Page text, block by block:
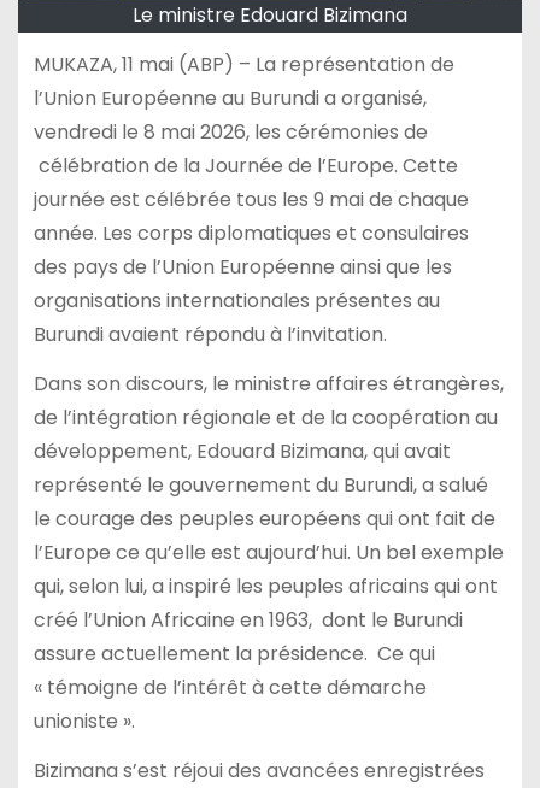
Le ministre Edouard Bizimana
MUKAZA, 11 mai (ABP) – La représentation de
l’Union Européenne au Burundi a organisé,
vendredi le 8 mai 2026, les cérémonies de
célébration de la Journée de l’Europe. Cette
journée est célébrée tous les 9 mai de chaque
année. Les corps diplomatiques et consulaires
des pays de l’Union Européenne ainsi que les
organisations internationales présentes au
Burundi avaient répondu à l’invitation.
Dans son discours, le ministre affaires étrangères,
de l’intégration régionale et de la coopération au
développement, Edouard Bizimana, qui avait
représenté le gouvernement du Burundi, a salué
le courage des peuples européens qui ont fait de
l’Europe ce qu’elle est aujourd’hui. Un bel exemple
qui, selon lui, a inspiré les peuples africains qui ont
créé l’Union Africaine en 1963, dont le Burundi
assure actuellement la présidence. Ce qui
« témoigne de l’intérêt à cette démarche
unioniste ».
Bizimana s’est réjoui des avancées enregistrées